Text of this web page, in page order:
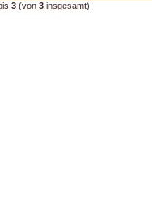
3 (von 3 insgesamt)